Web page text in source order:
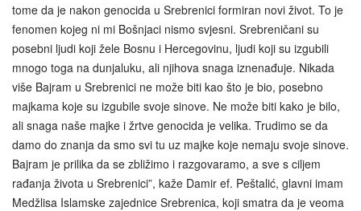
tome da je nakon genocida u Srebrenici formiran novi život. To je
fenomen kojeg ni mi Bošnjaci nismo svjesni. Srebreničani su
posebni ljudi koji žele Bosnu i Hercegovinu, ljudi koji su izgubili
mnogo toga na dunjaluku, ali njihova snaga iznenađuje. Nikada
više Bajram u Srebrenici ne može biti kao što je bio, posebno
majkama koje su izgubile svoje sinove. Ne može biti kako je bilo,
ali snaga naše majke i žrtve genocida je velika. Trudimo se da
damo do znanja da smo svi tu uz majke koje nemaju svoje sinove.
Bajram je prilika da se zbližimo i razgovaramo, a sve s ciljem
rađanja života u Srebrenici”, kaže Damir ef. Peštalić, glavni imam
Medžlisa Islamske zajednice Srebrenica, koji smatra da je veoma